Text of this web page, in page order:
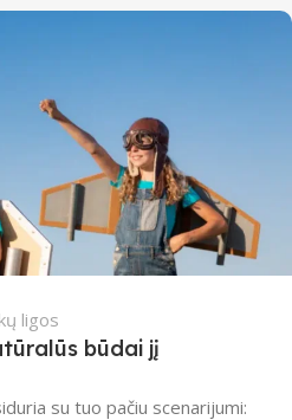
ligos
būdai jį
su tuo pačiu scenarijumi: